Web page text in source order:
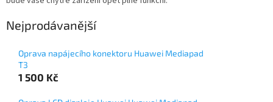
Nejprodávanější
Oprava napájecího konektoru Huawei Mediapad
T3
1 500 Kč